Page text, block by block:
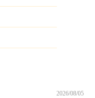
2026/08/05